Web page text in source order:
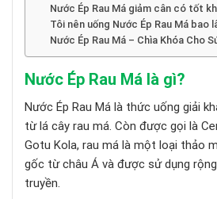
Nước Ép Rau Má giảm cân có tốt
Tôi nên uống Nước Ép Rau Má bao
Nước Ép Rau Má – Chìa Khóa Cho
Nước Ép Rau Má là gì?
Nước Ép Rau Má là thức uống giải
từ lá cây rau má. Còn được gọi là
Gotu Kola, rau má là một loại thảo
gốc từ châu Á và được sử dụng
truyền.